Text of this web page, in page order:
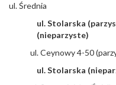
ul. Średnia
ul. Stolarska
(nieparzyste)
ul. Ceynowy 4-50
ul. Stolarska